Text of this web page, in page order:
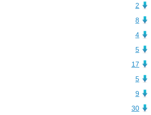
2
8
4
5
17
5
9
30